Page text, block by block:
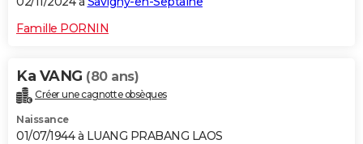
Famille PORNIN
Ka VANG (80 ans)
Créer une cagnotte obsèques
Naissance
01/07/1944 à LUANG PRABANG LAOS